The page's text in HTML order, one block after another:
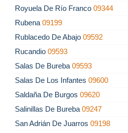
Royuela De Río Franco 09344
Rubena 09199
Rublacedo De Abajo 09592
Rucandio 09593
Salas De Bureba 09593
Salas De Los Infantes 09600
Saldaña De Burgos 09620
Salinillas De Bureba 09247
San Adrián De Juarros 09198